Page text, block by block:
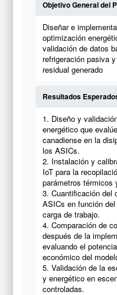
Objetivo General del
Diseñar e
optimización
validación de datos
refrigeración pasiva
residual generado
Resultados
1. Diseño y
energético que
canadiense en la
los ASICs.
2. Instalación y
IoT para la
parámetros térmicos
3. Cuantificación del
ASICs en función
carga de trabajo.
4. Comparación de
después de la
evaluando el
económico del
5. Validación de la
y energético en
controladas.